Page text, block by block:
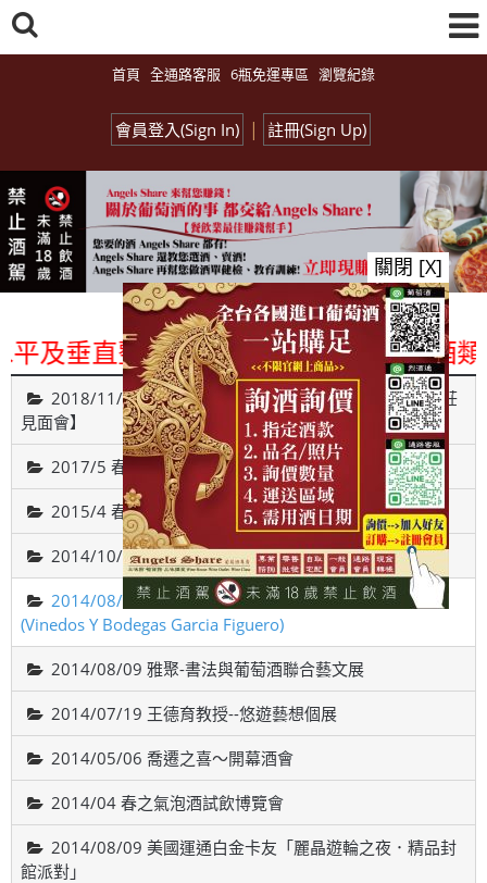
首頁 全通路客服 6瓶免運專區 瀏覽紀錄
會員登入(Sign In) | 註冊(Sign Up)
垂直整合、一次購足」各國進口酒類
2018/11/26【Monday Red 之 遇見葡萄牙古城貴族酒莊
見面會】
2017/5 春之氣泡酒試飲博覽會
2015/4 春之氣泡酒試飲博覽會
2014/10/18智利-威帝偉士酒廠品酒會(VALDIVIESO)
2014/08/22 西班牙斗羅河產區，費加洛酒莊品酒會
(Vinedos Y Bodegas Garcia Figuero)
2014/08/09 雅聚-書法與葡萄酒聯合藝文展
2014/07/19 王德育教授--悠遊藝想個展
2014/05/06 喬遷之喜～開幕酒會
2014/04 春之氣泡酒試飲博覽會
2014/08/09 美國運通白金卡友「麗晶遊輪之夜．精品封
館派對」
關閉 [X]